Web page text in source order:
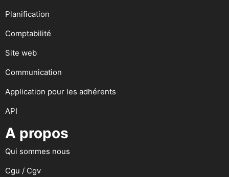
Planification
Comptabilité
Site web
Communication
Application pour les adhérents
API
A propos
Qui sommes nous
Cgu / Cgv